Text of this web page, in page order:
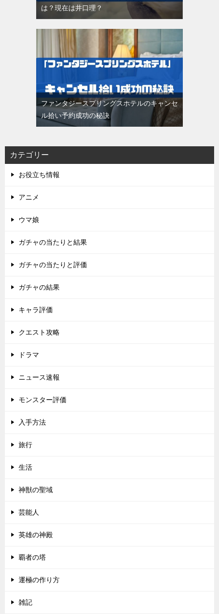
は？現在は井口理？
ファンタジースプリングスホテルのキャンセ
ル拾い予約成功の秘訣
カテゴリー
お役立ち情報
アニメ
ウマ娘
ガチャの当たりと結果
ガチャの当たりと評価
ガチャの結果
キャラ評価
クエスト攻略
ドラマ
ニュース速報
モンスター評価
入手方法
旅行
生活
神獣の聖域
芸能人
英雄の神殿
覇者の塔
運極の作り方
雑記